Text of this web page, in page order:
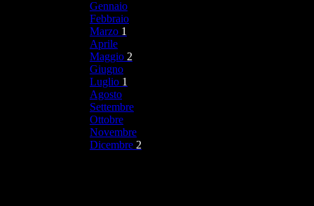
Gennaio
Febbraio
Marzo 1
Aprile
Maggio 2
Giugno
Luglio 1
Agosto
Settembre
Ottobre
Novembre
Dicembre 2